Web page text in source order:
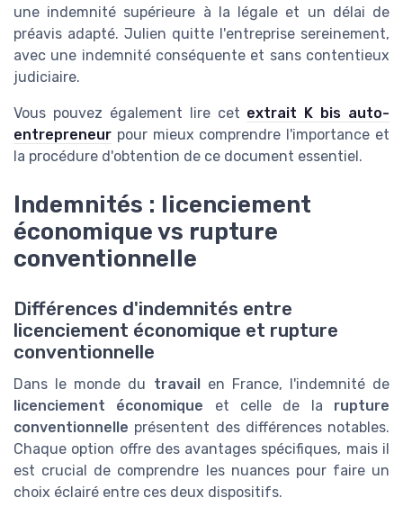
une indemnité supérieure à la légale et un délai de
préavis adapté. Julien quitte l'entreprise sereinement,
avec une indemnité conséquente et sans contentieux
judiciaire.
Vous pouvez également lire cet extrait K bis auto-
entrepreneur pour mieux comprendre l'importance et
la procédure d'obtention de ce document essentiel.
Indemnités : licenciement
économique vs rupture
conventionnelle
Différences d'indemnités entre
licenciement économique et rupture
conventionnelle
Dans le monde du travailen France, l'indemnité de
licenciement économique et celle de la rupture
conventionnelle présentent des différences notables.
Chaque option offre des avantages spécifiques, mais il
est crucial de comprendre les nuances pour faire un
choix éclairé entre ces deux dispositifs.